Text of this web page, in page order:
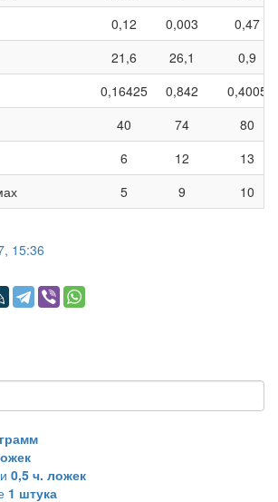
0,12 0,003
0,47
21,6 26,1
0,9
0,16425 0,842
0,4005
40 74
80
6 12
13
5 9 10
15:36
грамм
0,5 ч. ложек
1 штука